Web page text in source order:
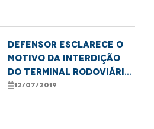
Defensor esclarece o
motivo da interdição
do Terminal Rodoviário
de São Luís
12/07/2019